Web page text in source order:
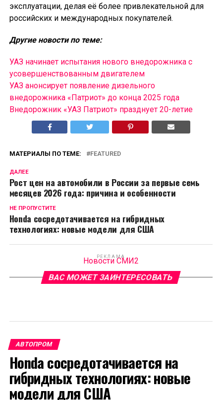
эксплуатации, делая её более привлекательной для
российских и международных покупателей.
Другие новости по теме:
УАЗ начинает испытания нового внедорожника с
усовершенствованным двигателем
УАЗ анонсирует появление дизельного
внедорожника «Патриот» до конца 2025 года
Внедорожник «УАЗ Патриот» празднует 20-летие
МАТЕРИАЛЫ ПО ТЕМЕ: FEATURED
ДАЛЕЕ
Рост цен на автомобили в России за первые семь
месяцев 2026 года: причина и особенности
НЕ ПРОПУСТИТЕ
Honda сосредотачивается на гибридных
технологиях: новые модели для США
РЕКЛАМА
Новости СМИ2
ВАС МОЖЕТ ЗАИНТЕРЕСОВАТЬ
АВТОПРОМ
Honda сосредотачивается на
гибридных технологиях: новые
модели для США